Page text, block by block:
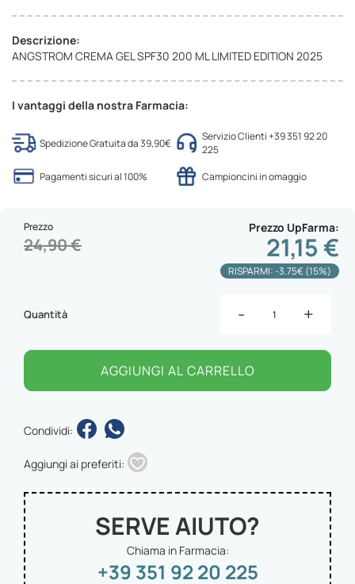
Descrizione:
ANGSTROM CREMA GEL SPF30 200 ML LIMITED EDITION 2025
I vantaggi della nostra Farmacia:
Spedizione Gratuita da 39,90€
Servizio Clienti +39 351 92 20
225
Pagamenti sicuri al 100%
Campioncini in omaggio
Prezzo UpFarma
21,15 €
Prezzo
24,90 €
RISPARMI: -3.75€ (15%)
Quantità - +
AGGIUNGI AL CARRELLO
Condividi:
Aggiungi ai preferiti:
SERVE AIUTO?
Chiama in Farmacia:
+39 351 92 20 225